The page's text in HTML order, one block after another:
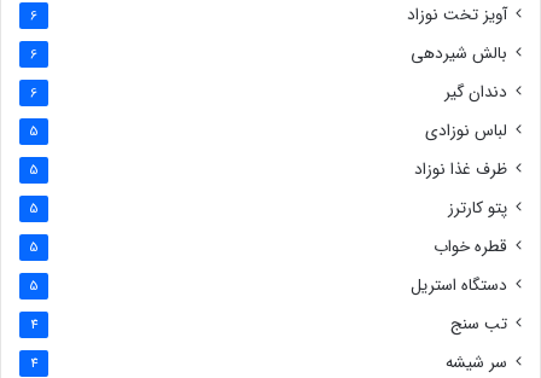
آویز تخت نوزاد 6
بالش شیردهی 6
دندان گیر 6
لباس نوزادی 5
ظرف غذا نوزاد 5
پتو کارترز 5
قطره خواب 5
دستگاه استریل 5
تب سنج 4
سر شیشه 4